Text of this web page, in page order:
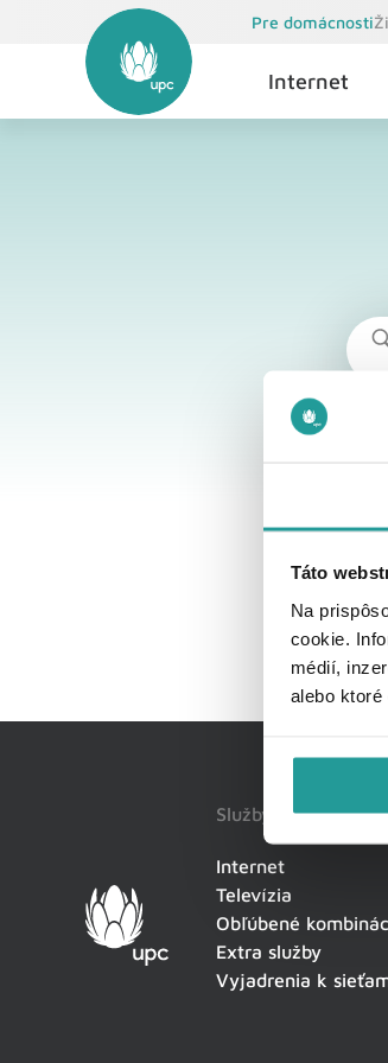
Táto
Na
cookie.
médií,
alebo
Pre domácnosti
Internet
Služby
Internet
Televízia
Obľúbené
Extra služby
Vyjadrenia k